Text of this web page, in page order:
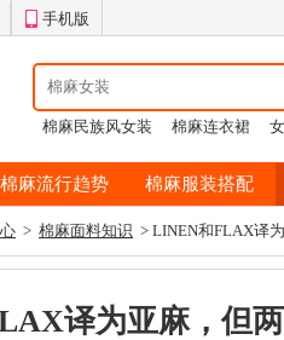
手机版
棉麻民族风女装 棉麻连衣裙
棉麻流行趋势 棉麻服装搭配
> 棉麻面料知识 > LINEN和FLAX译
译为亚麻，但